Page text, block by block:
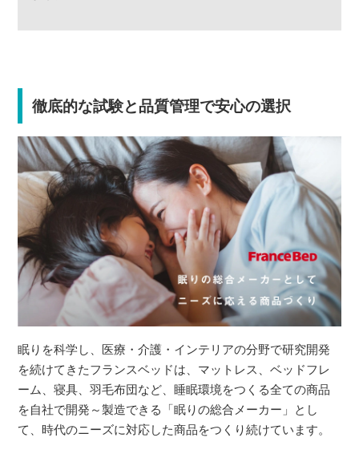
徹底的な試験と品質管理で安心の選択
眠りを科学し、医療・介護・インテリアの分野で研究開発
を続けてきたフランスベッドは、マットレス、ベッドフレ
ーム、寝具、羽毛布団など、睡眠環境をつくる全ての商品
を自社で開発～製造できる「眠りの総合メーカー」とし
て、時代のニーズに対応した商品をつくり続けています。